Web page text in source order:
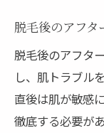
脱毛後のアフタ
脱毛後のアフタ
し、肌トラブル
直後は肌が敏感
徹底する必要が